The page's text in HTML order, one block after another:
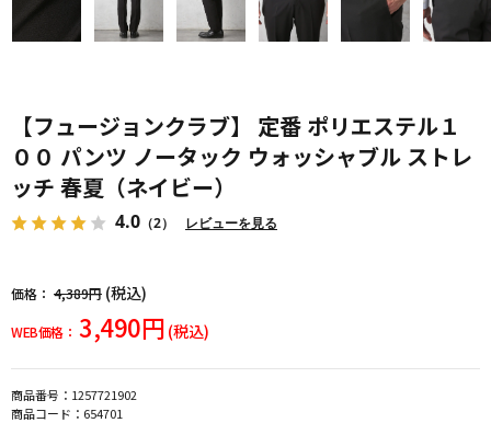
【フュージョンクラブ】 定番 ポリエステル１
００ パンツ ノータック ウォッシャブル ストレ
ッチ 春夏（ネイビー）
4.0 （2） レビューを見る
価格： 4,389円 (税込)
WEB価格： 3,490円 (税込)
商品番号： 1257721902
商品コード： 654701